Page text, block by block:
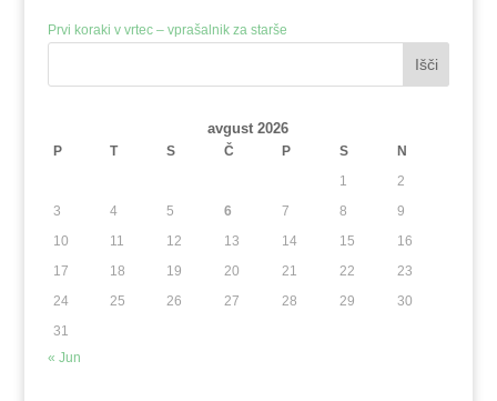
Prvi koraki v vrtec – vprašalnik za starše
Išči
avgust 2026
P T S Č P S
N
1
2
3
4 5 6 7 8
9
10
11 12 13 14 15
16
17
18 19 20 21 22
23
24
25 26 27 28 29
30
31
« Jun